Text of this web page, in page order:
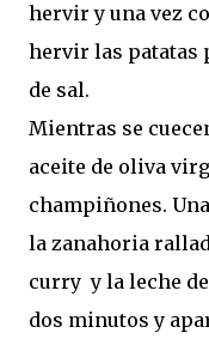
hervir y una vez
hervir las patatas
de sal.
Mientras se
aceite de oliva
champiñones.
la zanahoria
curry y la leche
dos minutos y